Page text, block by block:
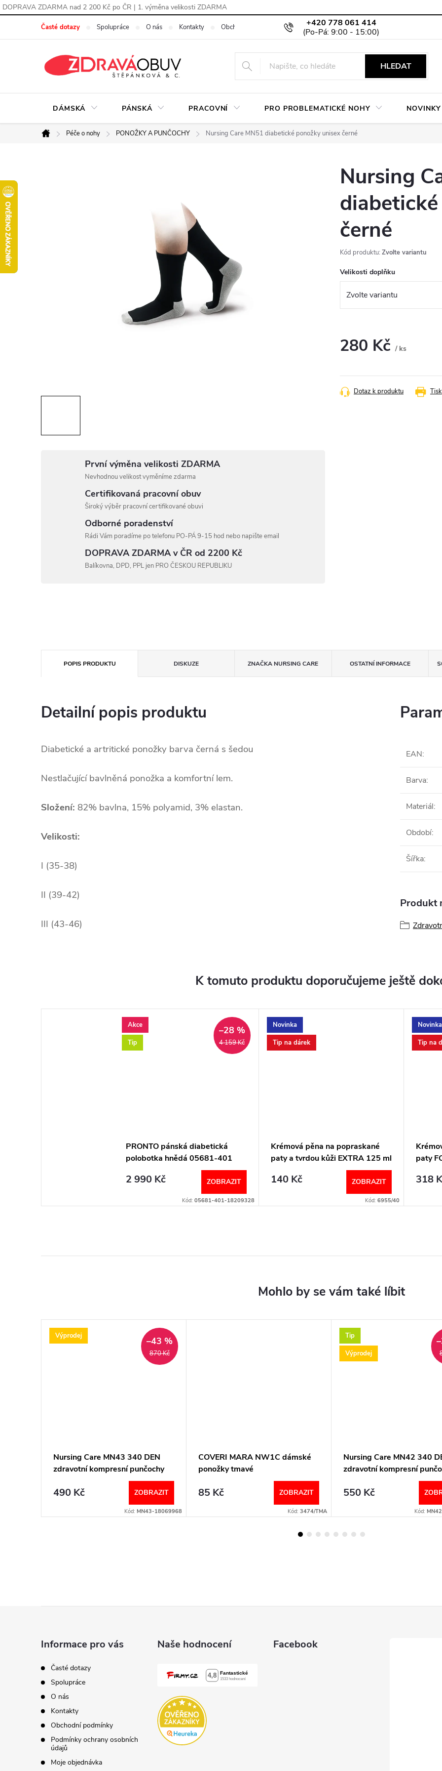
DOPRAVA ZDARMA nad 2 200 Kč po ČR | 1. výměna velikosti ZDARMA
+420 778 061 414
Časté dotazy Spolupráce O nás Kontakty Obchodní podmínky Podmínky ochrany osobních údajů
HLEDAT
DÁMSKÁ PÁNSKÁ PRACOVNÍ PRO PROBLEMATICKÉ NOHY NOVINKY
Domů
Péče o nohy PONOŽKY A PUNČOCHY Nursing Care MN51 diabetické ponožky unisex černé
První výměna velikosti ZDARMA
Nevhodnou velikost vyměníme zdarma
Certifikovaná pracovní obuv
Široký výběr pracovní certifikované obuvi
Odborné poradenství
Rádi Vám poradíme po telefonu PO-PÁ 9-15 hod nebo napište email
DOPRAVA ZDARMA v ČR od 2200 Kč
Balíkovna, DPD, PPL jen PRO ČESKOU REPUBLIKU
Nursing
černé
Kód produktu: Zvolte variantu
Velikosti doplňku
280 Kč / ks
Tisk
Dotaz k produktu
POPIS PRODUKTU DISKUZE ZNAČKA NURSING CARE OSTATNÍ INFORMACE
Detailní popis produktu
Diabetické a artritické ponožky barva černá s šedou
Nestlačující bavlněná ponožka a komfortní lem.
Složení: 82% bavlna, 15% polyamid, 3% elastan.
Velikosti:
I (35-38)
II (39-42)
III (43-46)
EAN:
Barva:
Materiál:
Období:
Šířka:
Produkt
K tomuto produktu doporučujeme ještě
Akce
Tip
4 159 Kč
–28 %
PRONTO pánská diabetická
polobotka hnědá 05681-401
2 990 Kč ZOBRAZIT
Kód: 05681-401-18209328
Novinka
Tip na dárek
Krémová pěna na popraskané
paty a tvrdou kůži EXTRA 125 ml
140 Kč ZOBRAZIT
Kód: 6955/40
Novinka
Tip na
paty
318
Výprodej
870 Kč
–43 %
Nursing Care MN43 340 DEN
zdravotní kompresní punčochy
490 Kč ZOBRAZIT
Kód: MN43-18069968
COVERI MARA NW1C dámské
ponožky tmavé
85 Kč ZOBRAZIT
Kód: 3474/TMA
Tip
Výprodej
Nursing Care MN42 340
zdravotní kompresní
550 Kč
Kód:
Informace pro vás
Časté dotazy
Spolupráce
O nás
Kontakty
Obchodní podmínky
Podmínky ochrany osobních
údajů
Moje objednávka
Naše hodnocení Facebook